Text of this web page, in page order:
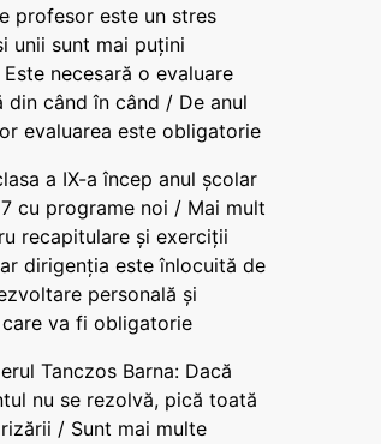
profesor este un stres
unii sunt mai puțini
necesară o evaluare
din când în când / De anul
evaluarea este obligatorie
a IX-a încep anul școlar
cu programe noi / Mai mult
recapitulare și exerciții
dirigenția este înlocuită de
personală și
va fi obligatorie
Tanczos Barna: Dacă
nu se rezolvă, pică toată
/ Sunt mai multe